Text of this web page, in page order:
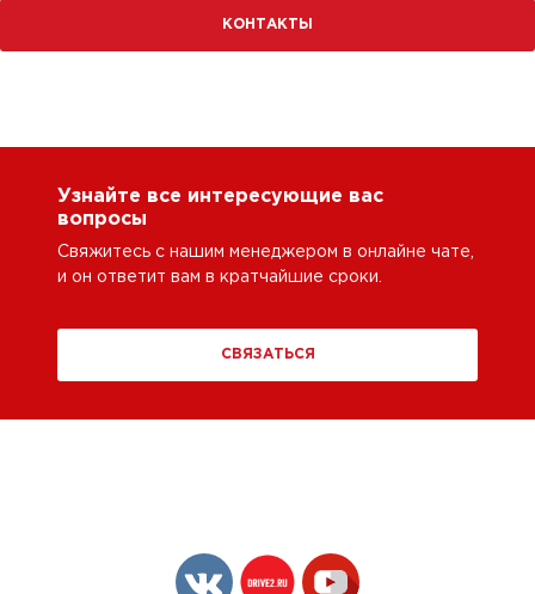
КОНТАКТЫ
Узнайте все интересующие вас
вопросы
Свяжитесь с нашим менеджером в онлайне чате,
и он ответит вам в кратчайшие сроки.
СВЯЗАТЬСЯ